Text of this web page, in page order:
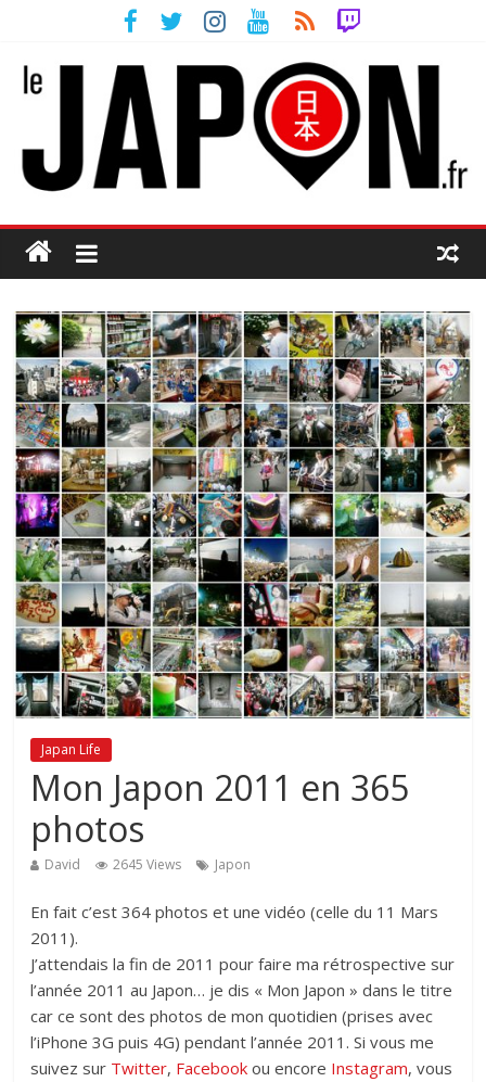
Japan Life
Mon Japon 2011 en 365
photos
David 2645 Views Japon
En fait c’est 364 photos et une vidéo (celle du 11 Mars
2011).
J’attendais la fin de 2011 pour faire ma rétrospective sur
l’année 2011 au Japon… je dis « Mon Japon » dans le titre
car ce sont des photos de mon quotidien (prises avec
l’iPhone 3G puis 4G) pendant l’année 2011. Si vous me
suivez sur Twitter, Facebook ou encore Instagram, vous